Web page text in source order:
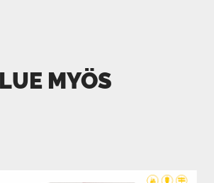
LUE MYÖS